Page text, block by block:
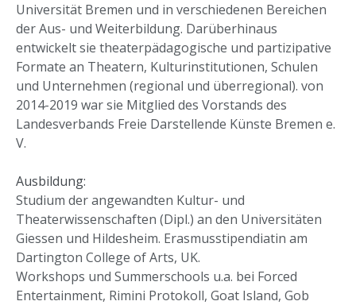
Universität Bremen und in verschiedenen Bereichen
der Aus- und Weiterbildung. Darüberhinaus
entwickelt sie theaterpädagogische und partizipative
Formate an Theatern, Kulturinstitutionen, Schulen
und Unternehmen (regional und überregional). von
2014-2019 war sie Mitglied des Vorstands des
Landesverbands Freie Darstellende Künste Bremen e.
V.
Ausbildung:
Studium der angewandten Kultur- und
Theaterwissenschaften (Dipl.) an den Universitäten
Giessen und Hildesheim. Erasmusstipendiatin am
Dartington College of Arts, UK.
Workshops und Summerschools u.a. bei Forced
Entertainment, Rimini Protokoll, Goat Island, Gob